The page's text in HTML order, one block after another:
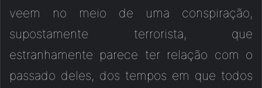
veem no meio de uma conspiração,
supostamente terrorista, que
estranhamente parece ter relação com o
passado deles, dos tempos em que todos